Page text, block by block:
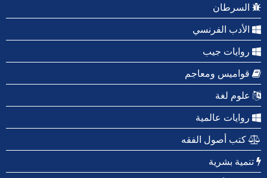
السرطان
الأدب الفرنسي
روايات جيب
قواميس ومعاجم
علوم لغة
روايات عالمية
كتب أصول الفقه
تنمية بشرية